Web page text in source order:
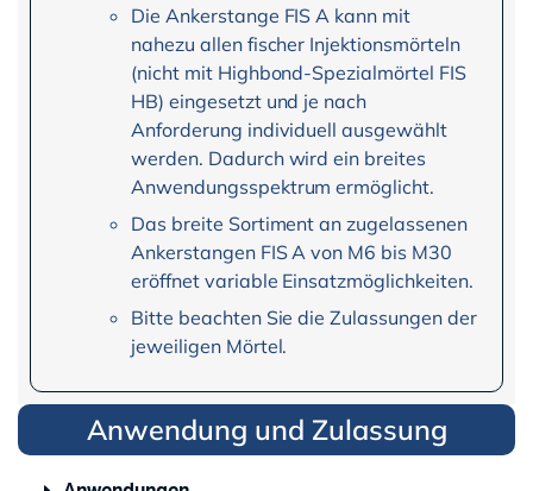
Die Ankerstange FIS A kann mit
nahezu allen fischer Injektionsmörteln
(nicht mit Highbond-Spezialmörtel FIS
HB) eingesetzt und je nach
Anforderung individuell ausgewählt
werden. Dadurch wird ein breites
Anwendungsspektrum ermöglicht.
Das breite Sortiment an zugelassenen
Ankerstangen FIS A von M6 bis M30
eröffnet variable Einsatzmöglichkeiten.
Bitte beachten Sie die Zulassungen der
jeweiligen Mörtel.
Anwendung und Zulassung